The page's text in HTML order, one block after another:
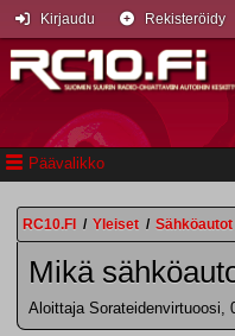
Päävalikko
Kirjaudu Rekisteröidy
RC10.FI / Yleiset / Sähköautot
Mikä
Aloittaja Sorateidenvirtuoosi,